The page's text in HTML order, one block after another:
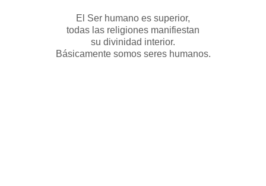
El Ser humano es superior,
todas las religiones manifiestan
su divinidad interior.
Básicamente somos seres humanos.